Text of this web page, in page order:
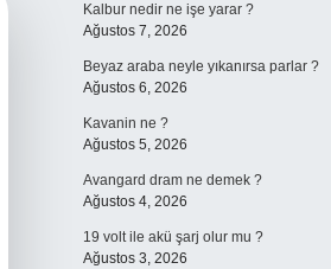
Kalbur nedir ne işe yarar ?
Ağustos 7, 2026
Beyaz araba neyle yıkanırsa parlar ?
Ağustos 6, 2026
Kavanin ne ?
Ağustos 5, 2026
Avangard dram ne demek ?
Ağustos 4, 2026
19 volt ile akü şarj olur mu ?
Ağustos 3, 2026